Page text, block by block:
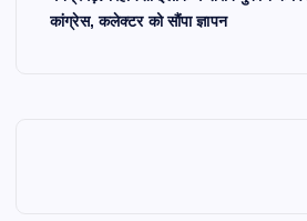
कांग्रेस, कलेक्टर को सौंपा ज्ञापन